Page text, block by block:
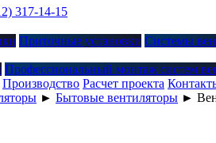
317-14-15
Приточные установки Системы
Профессиональный монтаж систем
Производство Расчет проекта
► Бытовые вентиляторы ►